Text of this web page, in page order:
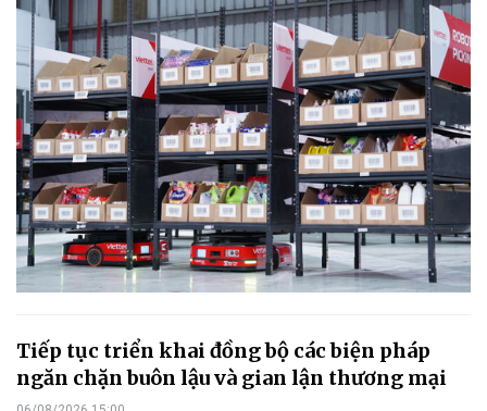
Tiếp tục triển khai đồng bộ các biện pháp
ngăn chặn buôn lậu và gian lận thương mại